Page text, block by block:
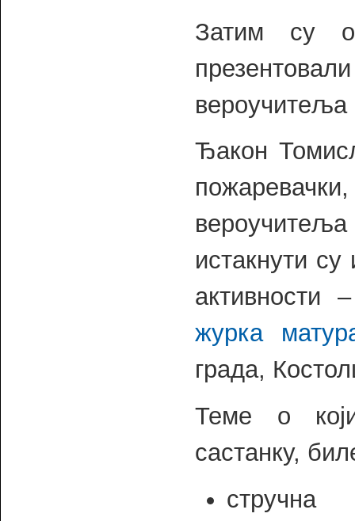
Затим су
Ђакон
истакнути
активности
журка
града,
Теме о
састанку,